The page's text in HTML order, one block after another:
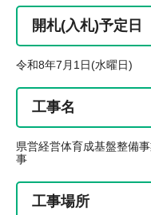
開札(入札)予定日
令和8年7月1日(水曜日)
工事名
県営経営体育成基盤整
事
工事場所